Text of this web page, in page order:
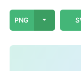
PNG